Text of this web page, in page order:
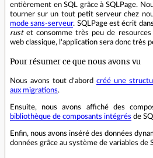
entièrement en SQL grâce à SQLPage.
tourner sur un tout petit serveur chez
mode sans-serveur. SQLPage est écrit
rustet consomme très peu de resources
web classique, l'application sera donc très
Pour résumer ce que nous avons vu
Nous avons tout d'abordcréé une
aux migrations.
Ensuite, nous avons affiché des
bibliothèque de composants intégrés de
Enfin, nous avons inséré des données
données grâce au système de variables de